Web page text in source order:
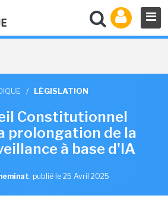
/ LÉGISLATION
Constitutionnel
prolongation de la
à base d'IA
, publié le 25 Avril 2025